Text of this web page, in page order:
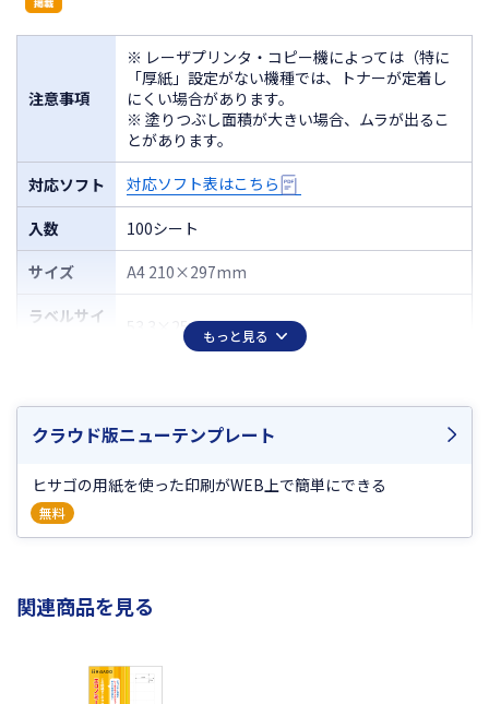
注意事項
※ レーザプリンタ・コピー機によっては（特に
「厚紙」設定がない機種では、トナーが定着し
にくい場合があります。
※ 塗りつぶし面積が大きい場合、ムラが出るこ
とがあります。
対応ソフト 対応ソフト表はこちら
入数
100シート
サイズ
A4 210×297mm
ラベルサイ
53.3×25.4mm
厚さ
0.15mm
の厚さ
0.10mm
坪量 144g/m 程度
もっと見る
クラウド版ニューテンプレート
ヒサゴの用紙を使った印刷がWEB上で簡単にできる
無料
関連商品を見る